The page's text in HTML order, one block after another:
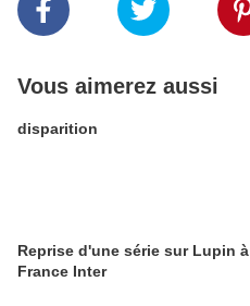
Vous aimerez aussi
disparition
Reprise d'une série sur Lupin à
France Inter